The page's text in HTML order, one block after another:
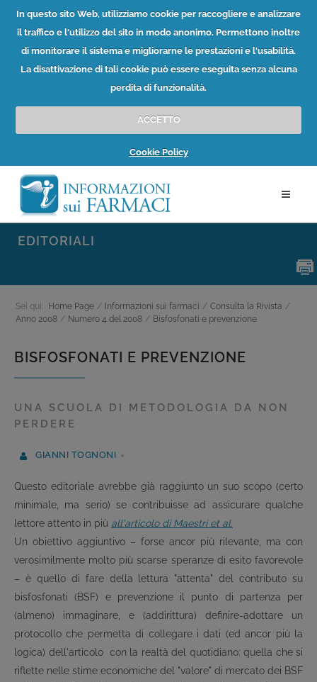
In questo sito Web, utilizziamo cookie per raccogliere e analizzare
il traffico e l'utilizzo del sito in modo anonimo. Permettono inoltre
di monitorare il sistema e migliorarne le prestazioni e l'usabilità.
La disattivazione di tali cookie può essere eseguita senza alcuna
perdita di funzionalità.
ACCETTO
Cookie Policy
EDITORIALI
Sei qui: Home Page / Informazioni sui farmaci / Consulta la Rivista /
Anno 2008 / Numero 4 del 2008 / Bisfosfonati e prevenzione
BISFOSFONATI E PREVENZIONE
UNA SCUOLA DI METODOLOGIA DA NON
PERDERE
GIANNI TOGNONI
Questo editoriale avrebbe già raggiunto un suo scopo (certo
minimale, ma serio) se contribuisse ad assicurare qualche
lettore attento in più all'articolo di Maestri et al.
Un obiettivo aggiuntivo – forse ancor più rilevante, ma con
verosimilmente molto più scarse speranze di esito favorevole
– è quello di fare della lettura "attenta" del contributo su
bisfosfonati (BSF) e prevenzione il punto di partenza per
(almeno) immaginare, e (addirittura) definire-adottare un
protocollo che permetta di collegare i dati (ed ancor più la
logica) dell'articolo con la realtà del quotidiano: quella che si
riflette nelle stime economiche del "valore" di mercato dei BSF